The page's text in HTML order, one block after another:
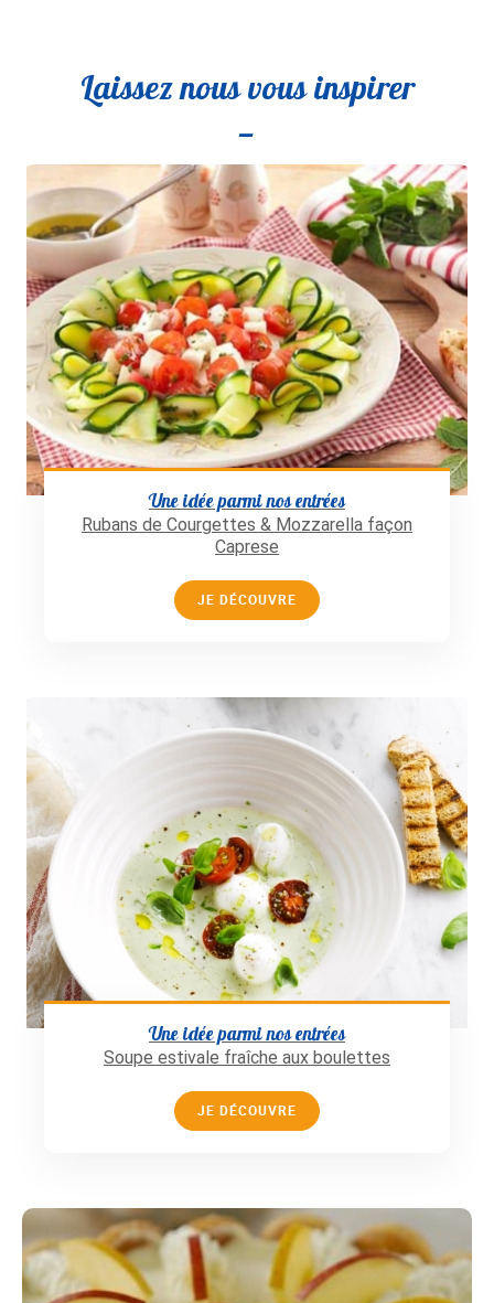
Laissez nous vous inspirer
Une idée parmi nos entrées
Rubans de Courgettes & Mozzarella façon
Caprese
JE DÉCOUVRE
Une idée parmi nos entrées
Soupe estivale fraîche aux boulettes
JE DÉCOUVRE